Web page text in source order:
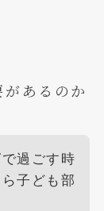
あるのか
過ごす時
子ども部